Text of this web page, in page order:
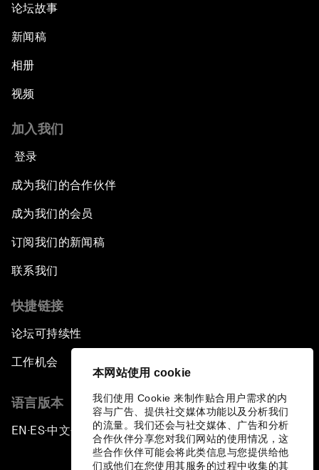
本网站使用 cookie
我们使用 Cookie 来制作贴合用户需求的内
容与广告、提供社交媒体功能以及分析我们
的流量。我们还会与社交媒体、广告和分析
合作伙伴分享您对我们网站的使用情况，这
些合作伙伴可能会将此类信息与您提供给他
们或他们在您使用其服务的过程中收集的其
论坛故事
新闻稿
相册
视频
加入我们
登录
成为我们的合作伙伴
成为我们的会员
订阅我们的新闻稿
联系我们
快捷链接
论坛可持续性
工作机会
语言版本
EN ▪ES▪中文▪ 日本語